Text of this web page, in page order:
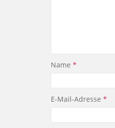
Name *
E-Mail-Adresse *